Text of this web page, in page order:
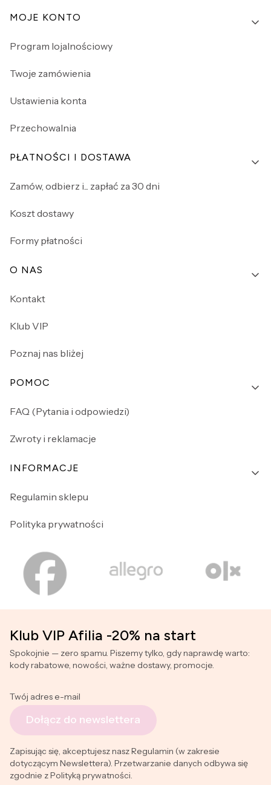
Linki w stopce
MOJE KONTO
Program lojalnościowy
Twoje zamówienia
Ustawienia konta
Przechowalnia
PŁATNOŚCI I DOSTAWA
Zamów, odbierz i... zapłać za 30 dni
Koszt dostawy
Formy płatności
O NAS
Kontakt
Klub VIP
Poznaj nas bliżej
POMOC
FAQ (Pytania i odpowiedzi)
Zwroty i reklamacje
INFORMACJE
Regulamin sklepu
Polityka prywatności
Klub VIP Afilia -20% na start
Spokojnie — zero spamu. Piszemy tylko, gdy naprawdę warto:
kody rabatowe, nowości, ważne dostawy, promocje.
Twój adres e-mail
Dołącz do newslettera
Zapisując się, akceptujesz nasz Regulamin (w zakresie
dotyczącym Newslettera). Przetwarzanie danych odbywa się
zgodnie z Polityką prywatności.